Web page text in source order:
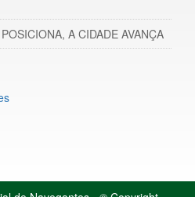
A CIDADE AVANÇA